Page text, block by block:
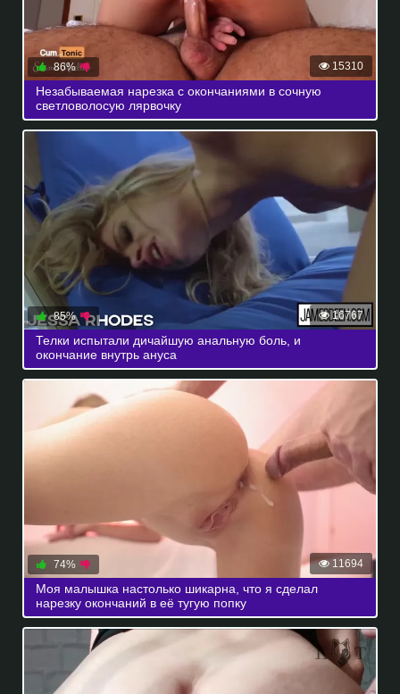
15310
86%
Незабываемая нарезка с окончаниями в сочную
светловолосую лярвочку
16767
85%
Телки испытали дичайшую анальную боль, и
окончание внутрь ануса
11694
74%
Моя малышка настолько шикарна, что я сделал
нарезку окончаний в её тугую попку